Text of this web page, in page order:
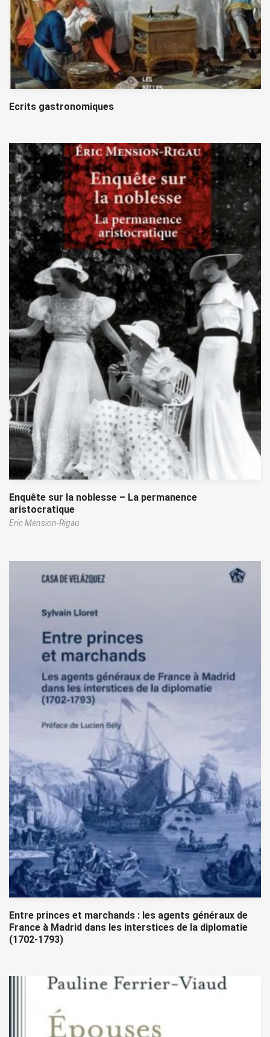
Ecrits gastronomiques
Enquête sur la noblesse – La permanence
aristocratique
Eric Mension-Rigau
Entre princes et marchands : les agents généraux de
France à Madrid dans les interstices de la diplomatie
(1702-1793)